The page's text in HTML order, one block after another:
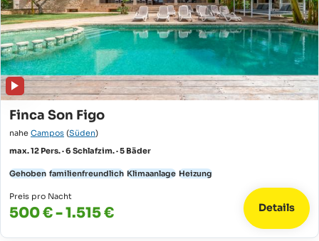
Finca Son Figo
nahe Campos (Süden)
max. 12 Pers. · 6 Schlafzim. · 5 Bäder
Gehoben familienfreundlich Klimaanlage Heizung
Preis pro Nacht
500 € - 1.515 € Details